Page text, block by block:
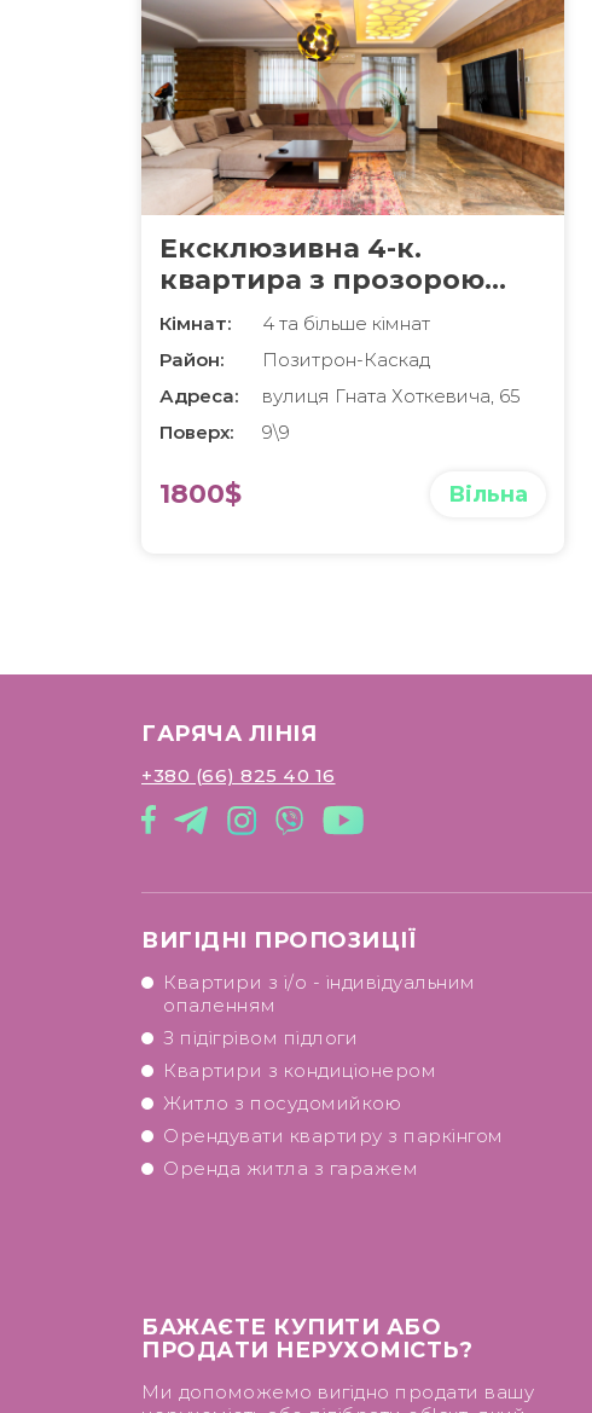
Ексклюзивна 4-к.
квартира з прозорою
стелею-куполом, н/б за
Кімнат:
4 та більше кімнат
Район:
Позитрон-Каскад
Адреса:
вулиця Гната Хоткевича, 65
Поверх:
9\9
1800$ Вільна
ГАРЯЧА ЛІНІЯ
+380 (66) 825 40 16
ВИГІДНІ ПРОПОЗИЦІЇ
Квартири з і/о - індивідуальним
опаленням
З підігрівом підлоги
Квартири з кондиціонером
Житло з посудомийкою
Орендувати квартиру з паркінгом
Оренда житла з гаражем
БАЖАЄТЕ КУПИТИ АБО
ПРОДАТИ НЕРУХОМІСТЬ?
Ми допоможемо вигідно продати вашу